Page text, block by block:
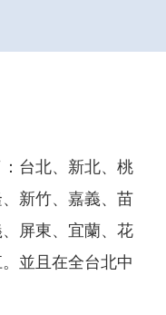
台北、新北、桃
新竹、嘉義、苗
屏東、宜蘭、花
並且在全台北中